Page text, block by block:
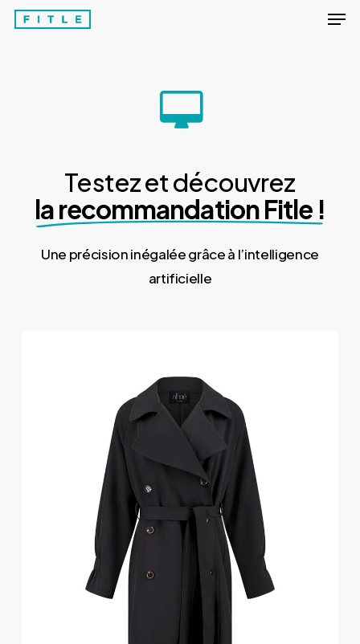
Skip
Testez et découvrez
la recommandation Fitle !
Une précision inégalée grâce à l’intelligence
artificielle